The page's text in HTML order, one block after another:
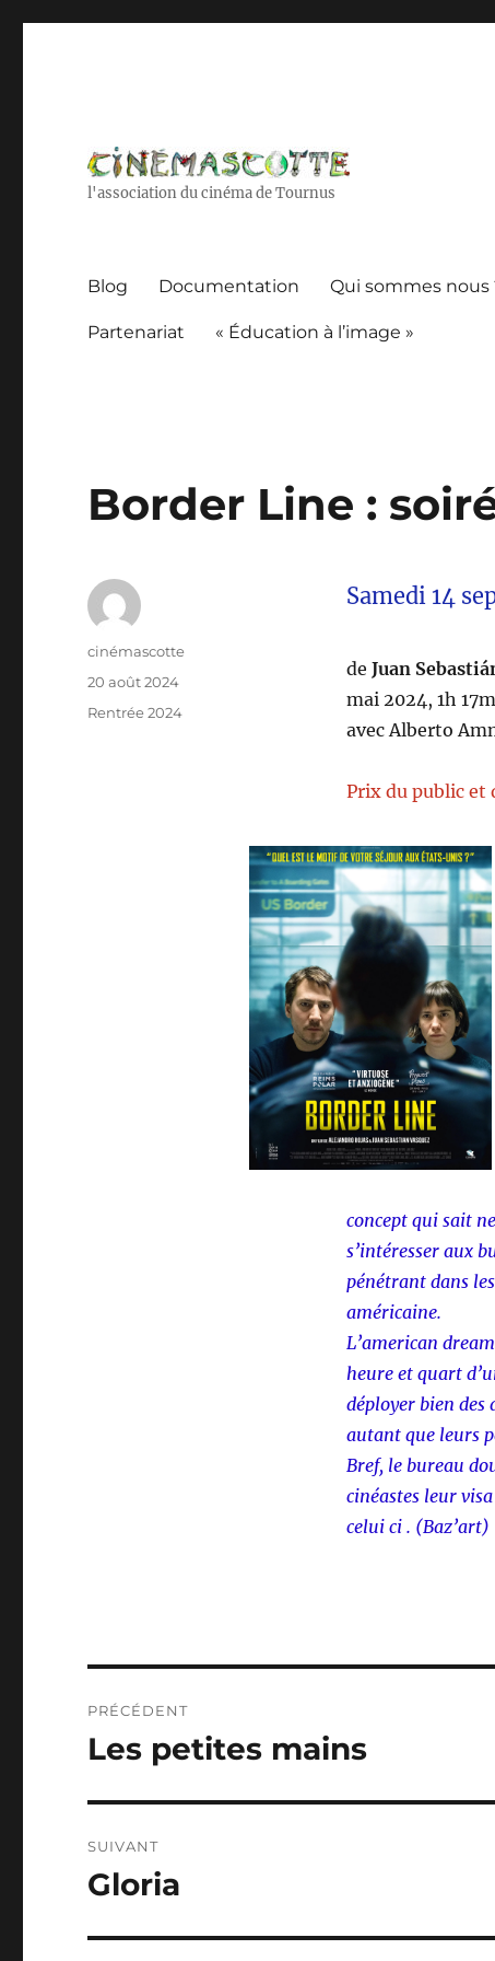
l'association du cinéma de Tournus
Blog Documentation Qui sommes nous
Partenariat « Éducation à l’image »
Border Line :
Samedi 14
de Juan
mai 2024, 1h
avec Alberto
Prix du public et
concept qui sait
s’intéresser aux
pénétrant dans
américaine.
L’american
heure et quart
déployer bien
autant que leurs
Bref, le bureau
cinéastes leur
celui ci . (Baz’art)
Auteur
cinémascotte
Publié
20 août 2024
Catégories
Rentrée 2024
de
PRÉCÉDENT
Publication
Les petites mains
SUIVANT
Publication
Gloria